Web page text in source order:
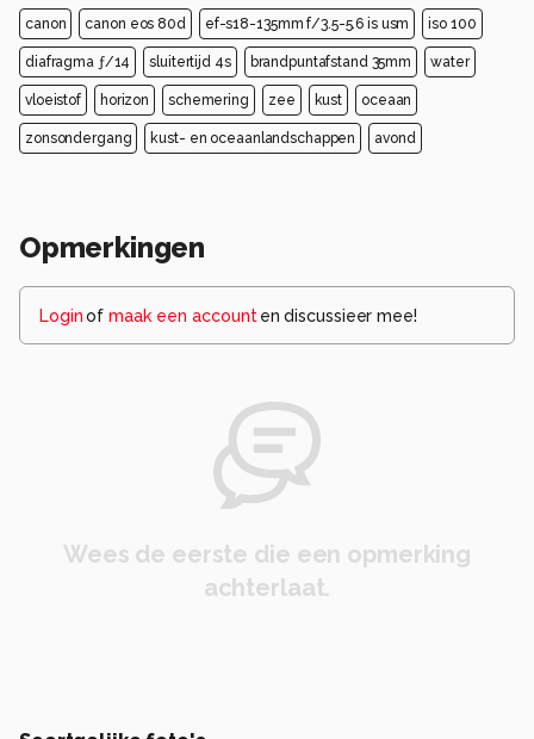
canon canon eos 80d ef-s18-135mm f/3.5-5.6 is usm iso 100
diafragma ƒ/14 sluitertijd 4s brandpuntafstand 35mm water
vloeistof horizon schemering zee kust oceaan
zonsondergang kust- en oceaanlandschappen avond
Opmerkingen
Loginof maak een account en discussieer mee!
Wees de eerste die een opmerking
achterlaat.